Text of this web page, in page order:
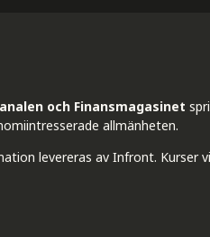
och Finansmagasinet
allmänheten.
levereras av Infront. Kurser